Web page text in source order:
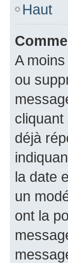
Haut
A
ou
cliquant
déjà
la date
un
ont la